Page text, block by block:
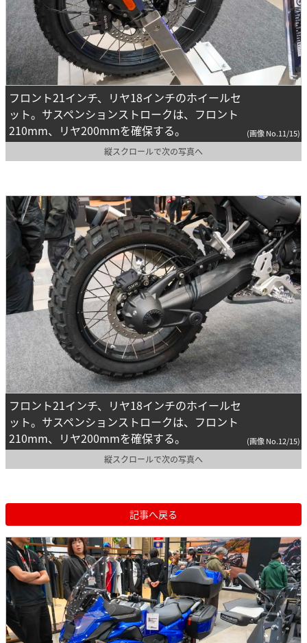
フロント21インチ、リヤ18インチのホイールセ
ット。サスペンションストロークは、フロント
210mm、リヤ200mmを確保する。
(画像 No.11/15)
縦スクロールで次の写真へ
フロント21インチ、リヤ18インチのホイールセ
ット。サスペンションストロークは、フロント
210mm、リヤ200mmを確保する。
(画像 No.12/15)
縦スクロールで次の写真へ
記事へ戻る